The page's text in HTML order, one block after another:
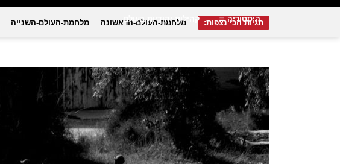
היסטוריה קהילות יהודיות בעולם תגיות הכי נצפות: מלחמת-העולם-הראשונה מלחמת-העולם-השנייה